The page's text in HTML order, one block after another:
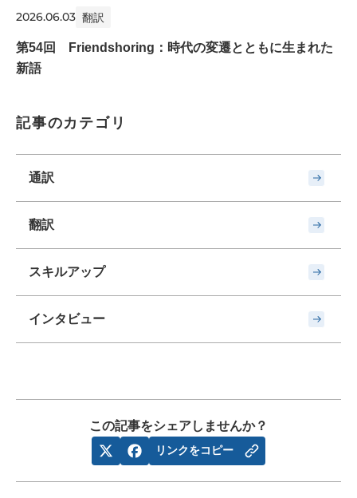
2026.06.03 翻訳
第54回 Friendshoring：時代の変遷とともに生まれた
新語
記事のカテゴリ
通訳
翻訳
スキルアップ
インタビュー
この記事をシェアしませんか？
リンクをコピー